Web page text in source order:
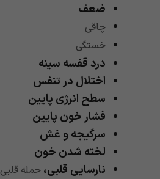
ضعف
چاقی
خستگی
درد قفسه سینه
اختلال در تنفس
سطح انرژی پایین
فشار خون پایین
سرگیجه و غش
لخته شدن خون
نارسایی قلبی، حمله قلبی